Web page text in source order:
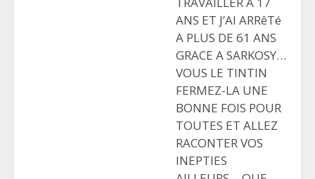
ANS ET J’AI ARRêTé
A PLUS DE 61 ANS
GRACE A SARKOSY…
VOUS LE TINTIN
FERMEZ-LA UNE
BONNE FOIS POUR
TOUTES ET ALLEZ
RACONTER VOS
INEPTIES